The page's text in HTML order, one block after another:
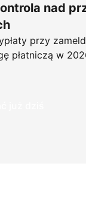
nad
przy
płatniczą w
już dziś